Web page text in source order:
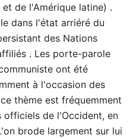
de l'Amérique latine) .
dans l'état arriéré du
des Nations
. Les porte-parole
ont été
à l'occasion des
thème est fréquemment
officiels de l'Occident, en
brode largement sur lui